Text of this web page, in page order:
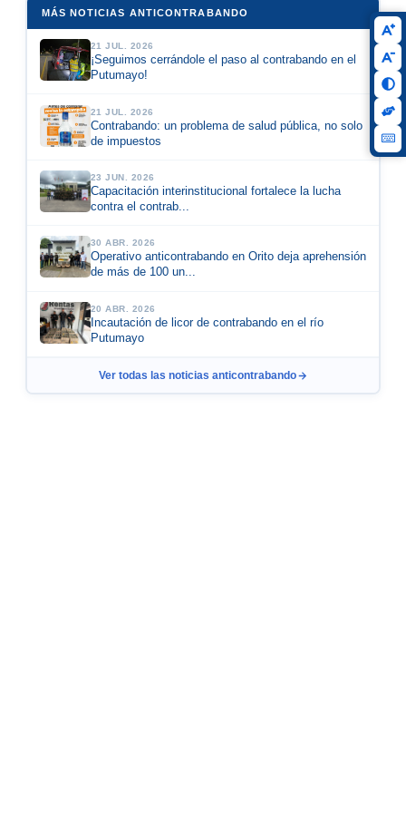
MÁS NOTICIAS ANTICONTRABANDO
21 JUL. 2026
¡Seguimos cerrándole el paso al contrabando en el
Putumayo!
21 JUL. 2026
Contrabando: un problema de salud pública, no solo
de impuestos
23 JUN. 2026
Capacitación interinstitucional fortalece la lucha
contra el contrab...
30 ABR. 2026
Operativo anticontrabando en Orito deja aprehensión
de más de 100 un...
20 ABR. 2026
Incautación de licor de contrabando en el río
Putumayo
Ver todas las noticias anticontrabando